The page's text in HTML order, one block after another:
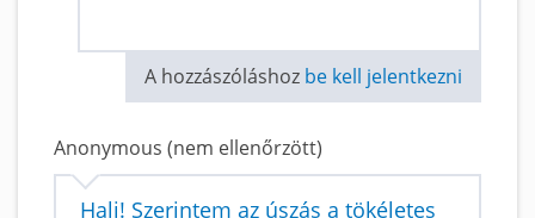
A hozzászóláshoz be kell jelentkezni
Anonymous (nem ellenőrzött)
Hali! Szerintem az úszás a tökéletes